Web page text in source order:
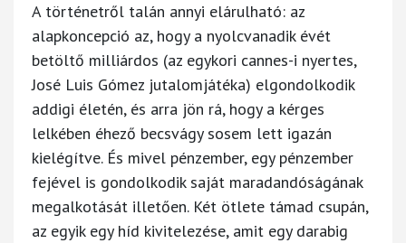
A történetről talán annyi elárulható: az
alapkoncepció az, hogy a nyolcvanadik évét
betöltő milliárdos (az egykori cannes-i nyertes,
José Luis Gómez jutalomjátéka) elgondolkodik
addigi életén, és arra jön rá, hogy a kérges
lelkében éhező becsvágy sosem lett igazán
kielégítve. És mivel pénzember, egy pénzember
fejével is gondolkodik saját maradandóságának
megalkotását illetően. Két ötlete támad csupán,
az egyik egy híd kivitelezése, amit egy darabig